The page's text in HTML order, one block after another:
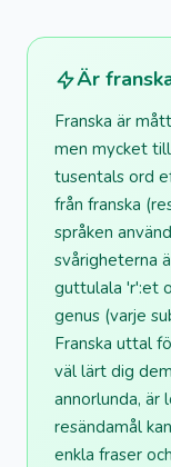
Är
Franska är
men mycket
tusentals ord
från franska
språken
svårigheterna
guttulala 'r':et
genus (varje
Franska uttal
väl lärt dig
annorlunda, är
resändamål
enkla fraser